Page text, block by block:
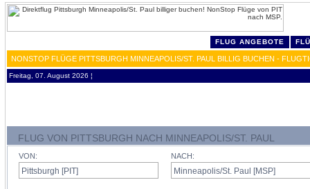
FLUG ANGEBOTE
NONSTOP FLÜGE PITTSBURGH MINNEAPOLIS/ST. PAUL BILLIG BUCHEN -
Freitag, 07. August 2026 ¦
FLUG VON PITTSBURGH NACH MINNEAPOLIS/ST. PAUL
VON: NACH: